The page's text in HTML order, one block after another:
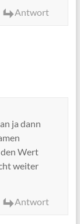
Antwort
ja dann
Wert
weiter
Antwort